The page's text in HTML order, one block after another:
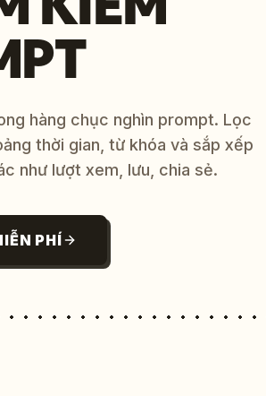
hàng chục nghìn prompt. Lọc
thời gian, từ khóa và sắp xếp
như lượt xem, lưu, chia sẻ.
PHÍ